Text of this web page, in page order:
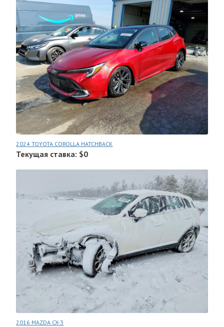
2024 TOYOTA COROLLA HATCHBACK
Текущая ставка: $0
2016 MAZDA CX-3